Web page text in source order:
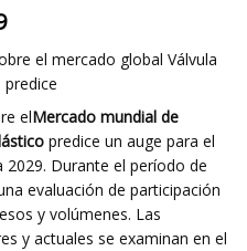
el mercado global Válvula
elMercado mundial de
predice un auge para el
Durante el período de
evaluación de participación
y volúmenes. Las
y actuales se examinan en el